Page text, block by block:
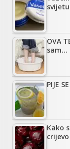
OVA
sam…
PIJE
Kako